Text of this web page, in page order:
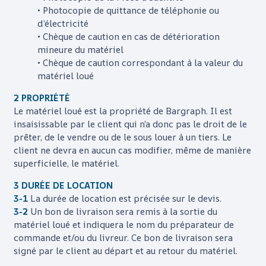
• Photocopie de quittance de téléphonie ou
d’électricité
• Chèque de caution en cas de détérioration
mineure du matériel
• Chèque de caution correspondant à la valeur du
matériel loué
2 PROPRIÉTÉ
Le matériel loué est la propriété de Bargraph. Il est
insaisissable par le client qui n’a donc pas le droit de le
prêter, de le vendre ou de le sous louer à un tiers. Le
client ne devra en aucun cas modifier, même de manière
superficielle, le matériel.
3 DURÉE DE LOCATION
3-1 La durée de location est précisée sur le devis.
3-2 Un bon de livraison sera remis à la sortie du
matériel loué et indiquera le nom du préparateur de
commande et/ou du livreur. Ce bon de livraison sera
signé par le client au départ et au retour du matériel.